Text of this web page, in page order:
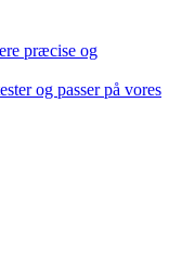
præcise og
og passer på vores